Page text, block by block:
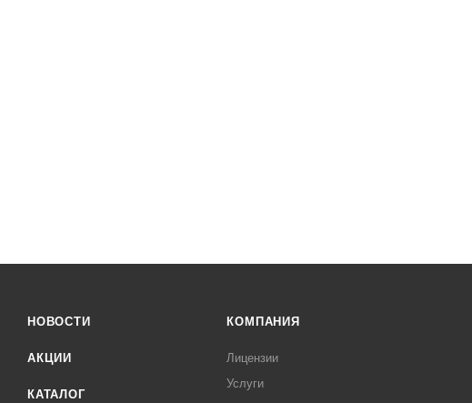
НОВОСТИ
АКЦИИ
КАТАЛОГ
КОМПАНИЯ
Лицензии
Услуги